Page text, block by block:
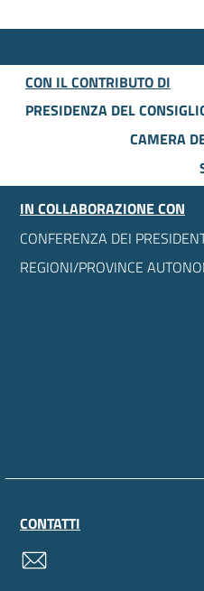
CON IL CONTRIBUTO DI
PRESIDENZA DEL
CAMERA
IN COLLABORAZIONE CON
CONFERENZA DEI
REGIONI/PROVINCE
CONTATTI